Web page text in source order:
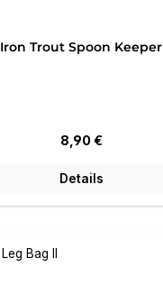
Iron Trout Spoon Keeper
Regulärer Preis:
8,90 €
Details